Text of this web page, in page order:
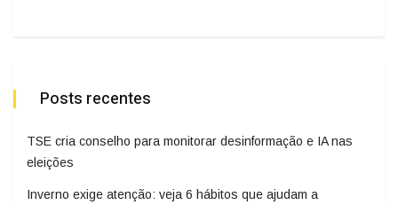
Posts recentes
TSE cria conselho para monitorar desinformação e IA nas
eleições
Inverno exige atenção: veja 6 hábitos que ajudam a